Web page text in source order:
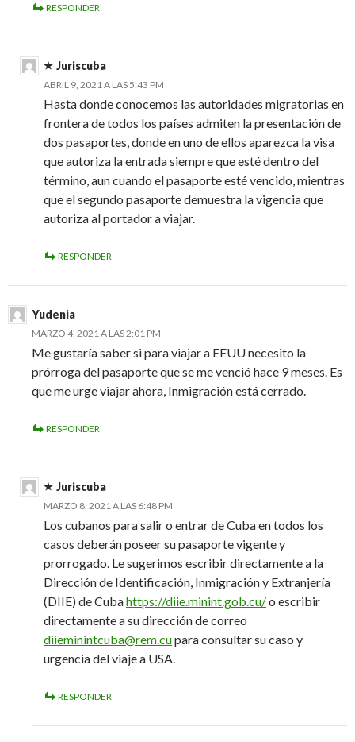
RESPONDER
Juriscuba
ABRIL 9, 2021 A LAS 5:43 PM
Hasta donde conocemos las autoridades migratorias en
frontera de todos los países admiten la presentación de
dos pasaportes, donde en uno de ellos aparezca la visa
que autoriza la entrada siempre que esté dentro del
término, aun cuando el pasaporte esté vencido, mientras
que el segundo pasaporte demuestra la vigencia que
autoriza al portador a viajar.
RESPONDER
Yudenia
MARZO 4, 2021 A LAS 2:01 PM
Me gustaría saber si para viajar a EEUU necesito la
prórroga del pasaporte que se me venció hace 9 meses. Es
que me urge viajar ahora, Inmigración está cerrado.
RESPONDER
Juriscuba
MARZO 8, 2021 A LAS 6:48 PM
Los cubanos para salir o entrar de Cuba en todos los
casos deberán poseer su pasaporte vigente y
prorrogado. Le sugerimos escribir directamente a la
Dirección de Identificación, Inmigración y Extranjería
(DIIE) de Cubahttps://diie.minint.gob.cu/o escribir
directamente a su dirección de correo
diieminintcuba@rem.cupara consultar su caso y
urgencia del viaje a USA.
RESPONDER